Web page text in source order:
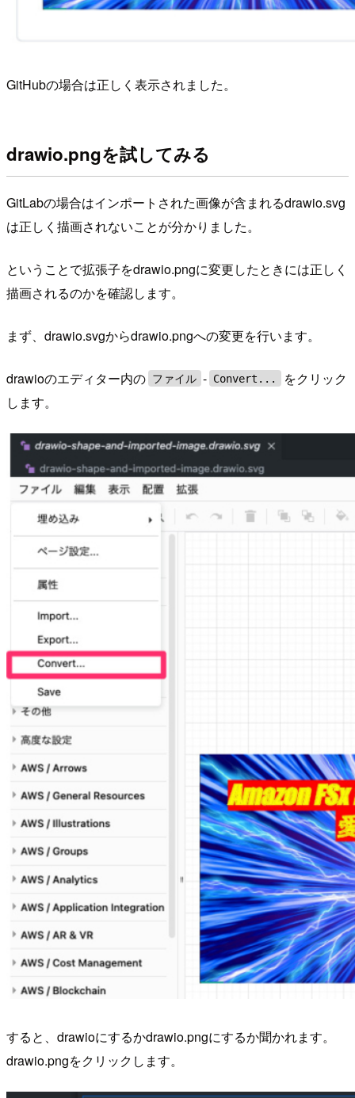
GitHubの場合は正しく表示されました。
drawio.pngを試してみる
GitLabの場合はインポートされた画像が含まれるdrawio.svg
は正しく描画されないことが分かりました。
ということで拡張子をdrawio.pngに変更したときには正しく
描画されるのかを確認します。
まず、drawio.svgからdrawio.pngへの変更を行います。
drawioのエディター内の ファイル - Convert...
をクリック
します。
すると、drawioにするかdrawio.pngにするか聞かれます。
drawio.pngをクリックします。